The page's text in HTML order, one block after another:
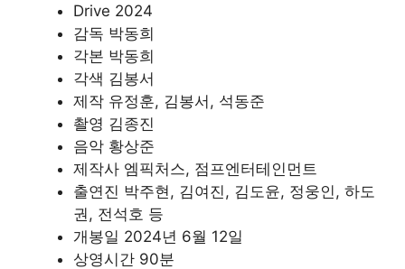
Drive 2024
감독 박동희
각본 박동희
각색 김봉서
제작 유정훈, 김봉서, 석동준
촬영 김종진
음악 황상준
제작사 엠픽처스, 점프엔터테인먼트
출연진 박주현, 김여진, 김도윤, 정웅인, 하도
권, 전석호 등
개봉일 2024년 6월 12일
상영시간 90분